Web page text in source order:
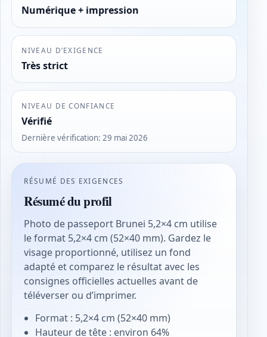
Numérique + impression
NIVEAU D’EXIGENCE
Très strict
NIVEAU DE CONFIANCE
Vérifié
Dernière vérification:29 mai 2026
RÉSUMÉ DES EXIGENCES
Résumé du profil
Photo de passeport Brunei 5,2×4 cm utilise
le format 5,2×4 cm (52×40 mm). Gardez le
visage proportionné, utilisez un fond
adapté et comparez le résultat avec les
consignes officielles actuelles avant de
téléverser ou d’imprimer.
Format : 5,2×4 cm (52×40 mm)
Hauteur de tête : environ 64%